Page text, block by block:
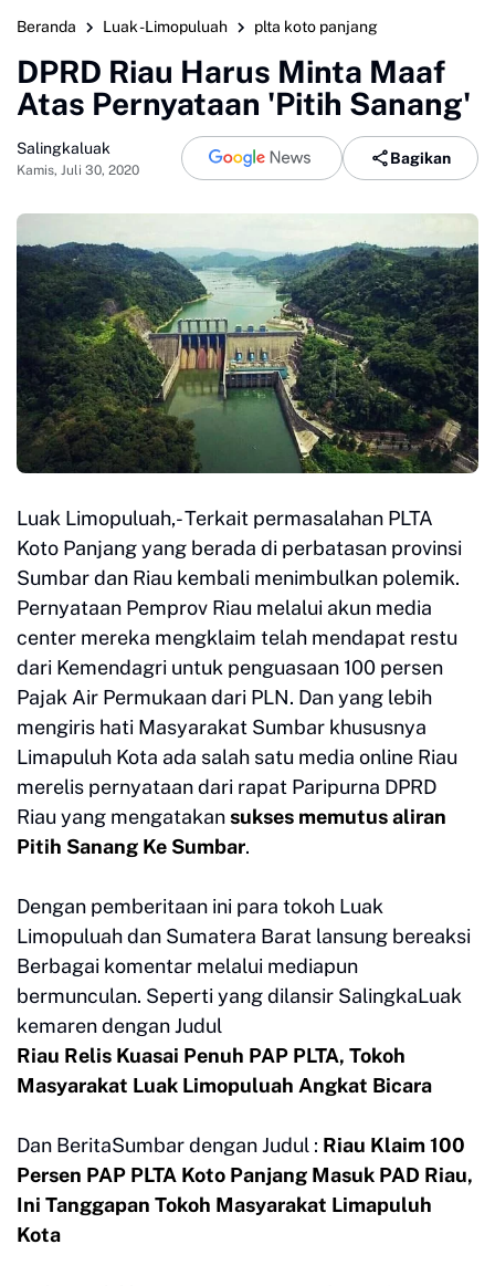
Beranda Luak -Limopuluah plta koto panjang
DPRD Riau Harus Minta Maaf
Atas Pernyataan 'Pitih Sanang'
Salingkaluak
Kamis, Juli 30, 2020
Bagikan
Luak Limopuluah,- Terkait permasalahan PLTA
Koto Panjang yang berada di perbatasan provinsi
Sumbar dan Riau kembali menimbulkan polemik.
Pernyataan Pemprov Riau melalui akun media
center mereka mengklaim telah mendapat restu
dari Kemendagri untuk penguasaan 100 persen
Pajak Air Permukaan dari PLN. Dan yang lebih
mengiris hati Masyarakat Sumbar khususnya
Limapuluh Kota ada salah satu media online Riau
merelis pernyataan dari rapat Paripurna DPRD
Riau yang mengatakansukses memutus aliran
Pitih Sanang Ke Sumbar.
Dengan pemberitaan ini para tokoh Luak
Limopuluah dan Sumatera Barat lansung bereaksi
Berbagai komentar melalui mediapun
bermunculan. Seperti yang dilansir SalingkaLuak
kemaren dengan Judul
Riau Relis Kuasai Penuh PAP PLTA, Tokoh
Masyarakat Luak Limopuluah Angkat Bicara
Dan BeritaSumbar dengan Judul : Riau Klaim 100
Persen PAP PLTA Koto Panjang Masuk PAD Riau,
Ini Tanggapan Tokoh Masyarakat Limapuluh
Kota